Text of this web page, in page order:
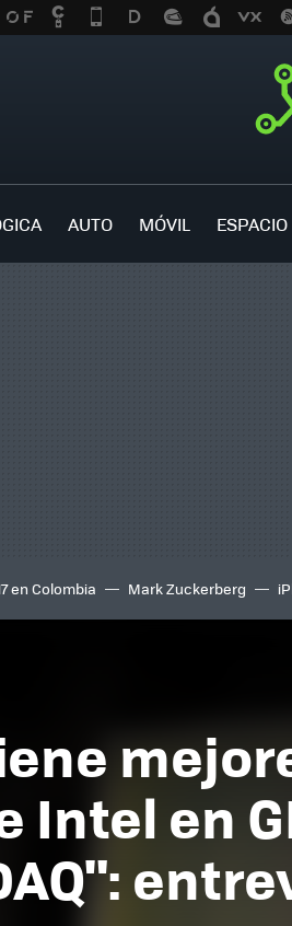
AUTO MÓVIL ESPACIO
en Colombia Mark Zuckerberg
IA TCL C8K
Intel en